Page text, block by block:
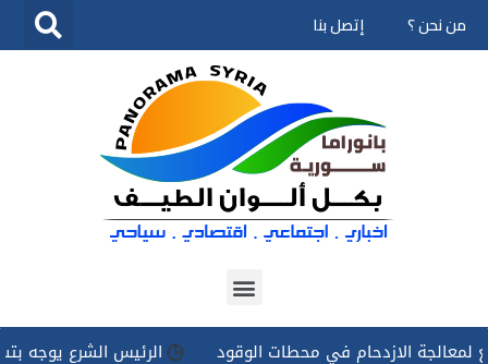
تخطى
من نحن ؟ إتصل بنا
الازدحام في محطات الوقود الرئيس الشرع يوجه بتسخير